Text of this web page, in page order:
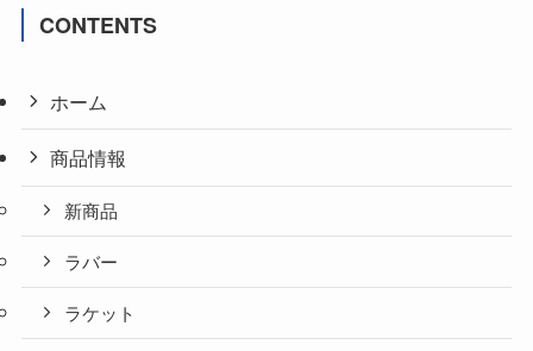
CONTENTS
ホーム
商品情報
新商品
ラバー
ラケット